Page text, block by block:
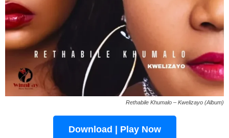
Rethabile Khumalo – Kwelizayo (Album)
Download | Play Now